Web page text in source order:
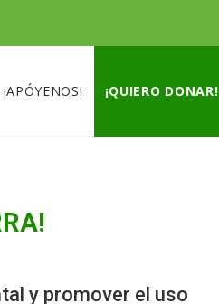
¡APÓYENOS! ¡QUIERO DONAR!
y promover el uso